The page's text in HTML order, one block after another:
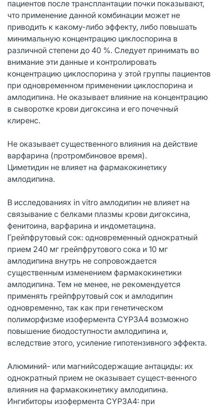
пациентов после трансплантации почки показывают,
что применение данной комбинации может не
приводить к какому-либо эффекту, либо повышать
минимальную концентрацию циклоспорина в
различной степени до 40 %. Следует принимать во
внимание эти данные и контролировать
концентрацию циклоспорина у этой группы пациентов
при одновременном применении циклоспорина и
амлодипина. Не оказывает влияние на концентрацию
в сыворотке крови дигоксина и его почечный
клиренс.
Не оказывает существенного влияния на действие
варфарина (протромбиновое время).
Циметидин не влияет на фармакокинетику
амлодипина.
В исследованиях in vitro амлодипин не влияет на
связывание с белками плазмы крови дигоксина,
фенитоина, варфарина и индометацина.
Грейпфрутовый сок: одновременный однократный
прием 240 мг грейпфрутового сока и 10 мг
амлодипина внутрь не сопровождается
существенным изменением фармакокинетики
амлодипина. Тем не менее, не рекомендуется
применять грейпфрутовый сок и амлодипин
одновременно, так как при генетическом
полиморфизме изофермента CYP3А4 возможно
повышение биодоступности амлодипина и,
вследствие этого, усиление гипотензивного эффекта.
Алюминий- или магнийсодержащие антациды: их
однократный прием не оказывает сущест-венного
влияния на фармакокинетику амлодипина.
Ингибиторы изофермента CYP3A4: при